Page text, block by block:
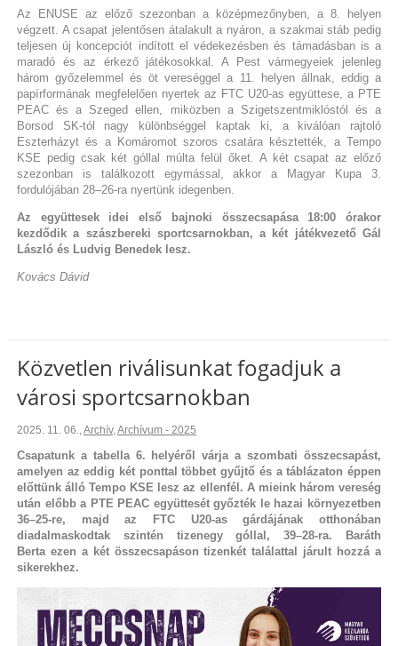
Az ENUSE az előző szezonban a középmezőnyben, a 8. helyen
végzett. A csapat jelentősen átalakult a nyáron, a szakmai stáb pedig
teljesen új koncepciót indított el védekezésben és támadásban is a
maradó és az érkező játékosokkal. A Pest vármegyeiek jelenleg
három győzelemmel és öt vereséggel a 11. helyen állnak, eddig a
papírformának megfelelően nyertek az FTC U20-as együttese, a PTE
PEAC és a Szeged ellen, miközben a Szigetszentmiklóstól és a
Borsod SK-tól nagy különbséggel kaptak ki, a kiválóan rajtoló
Eszterházyt és a Komáromot szoros csatára késztették, a Tempo
KSE pedig csak két góllal múlta felül őket. A két csapat az előző
szezonban is találkozott egymással, akkor a Magyar Kupa 3.
fordulójában 28–26-ra nyertünk idegenben.
Az együttesek idei első bajnoki összecsapása 18:00 órakor
kezdődik a szászbereki sportcsarnokban, a két játékvezető Gál
László és Ludvig Benedek lesz.
Kovács Dávid
Közvetlen riválisunkat fogadjuk a
városi sportcsarnokban
2025. 11. 06. Archív, Archívum - 2025
Csapatunk a tabella 6. helyéről várja a szombati összecsapást,
amelyen az eddig két ponttal többet gyűjtő és a táblázaton éppen
előttünk álló Tempo KSE lesz az ellenfél. A mieink három vereség
után előbb a PTE PEAC együttesét győzték le hazai környezetben
36–25-re, majd az FTC U20-as gárdájának otthonában
diadalmaskodtak szintén tizenegy góllal, 39–28-ra. Baráth
Berta ezen a két összecsapáson tizenkét találattal járult hozzá a
sikerekhez.